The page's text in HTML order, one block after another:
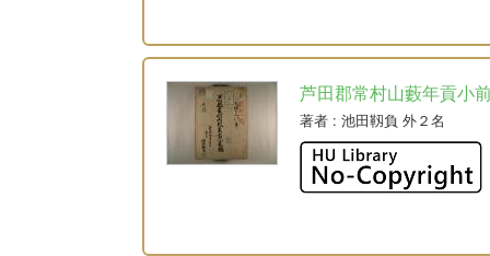
芦田郡常村山藪年貢小
著者 : 池田靱負 外２名